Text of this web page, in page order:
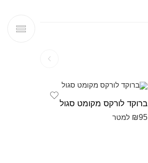
ברוקד לורקס מקומט סגול
₪95 למטר